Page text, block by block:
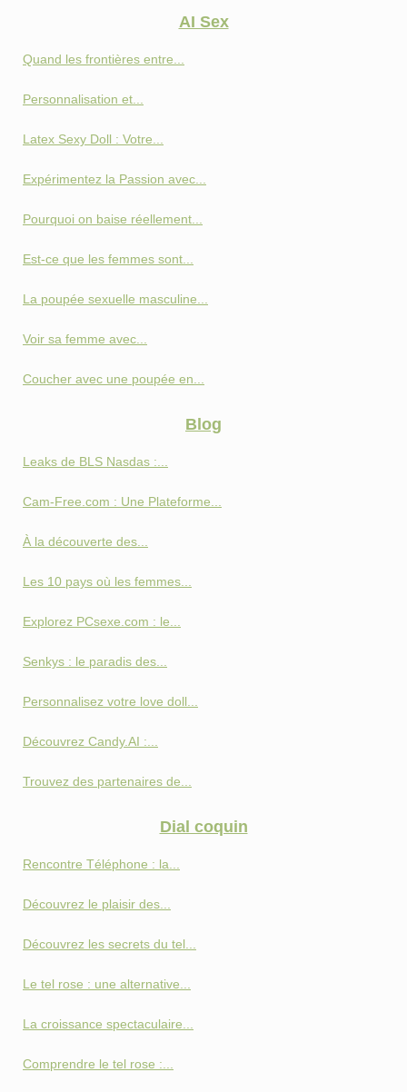
AI Sex
Quand les frontières entre...
Personnalisation et...
Latex Sexy Doll : Votre...
Expérimentez la Passion avec...
Pourquoi on baise réellement...
Est-ce que les femmes sont...
La poupée sexuelle masculine...
Voir sa femme avec...
Coucher avec une poupée en...
Blog
Leaks de BLS Nasdas :...
Cam-Free.com : Une Plateforme...
À la découverte des...
Les 10 pays où les femmes...
Explorez PCsexe.com : le...
Senkys : le paradis des...
Personnalisez votre love doll...
Découvrez Candy.AI :...
Trouvez des partenaires de...
Dial coquin
Rencontre Téléphone : la...
Découvrez le plaisir des...
Découvrez les secrets du tel...
Le tel rose : une alternative...
La croissance spectaculaire...
Comprendre le tel rose :...